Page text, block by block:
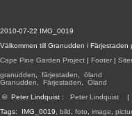
2010-07-22 IMG_0019
Välkommen till Granudden i
Cape Pine Garden Project | Footer |
granudden
färjestaden
öland
Granudden
Färjestaden
Öland
© Peter Lindquist : Peter Lindquist
Tags: IMG_0019 bild foto image